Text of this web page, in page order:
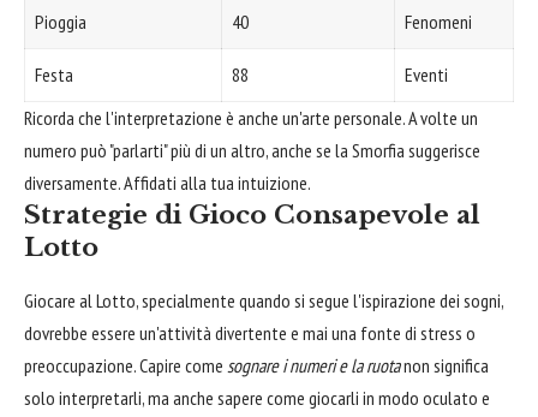
Pioggia 40 Fenomeni
Festa 88
Eventi
Ricorda che l'interpretazione è anche un'arte personale. A volte un
numero può "parlarti" più di un altro, anche se la Smorfia suggerisce
diversamente. Affidati alla tua intuizione.
Strategie di Gioco Consapevole al
Lotto
Giocare al Lotto, specialmente quando si segue l'ispirazione dei sogni,
dovrebbe essere un'attività divertente e mai una fonte di stress o
preoccupazione. Capire come sognare i numeri e la ruotanon significa
solo interpretarli, ma anche sapere come giocarli in modo oculato e